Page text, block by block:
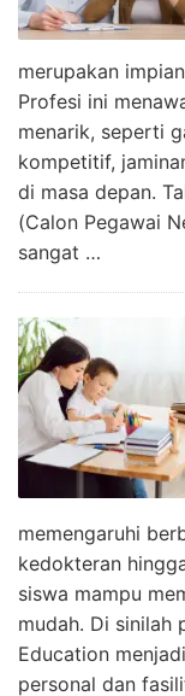
merupakan
Profesi ini
menarik, seperti
kompetitif,
di masa depan.
(Calon Pegawai
sangat …
memengaruhi
kedokteran
siswa mampu
mudah. Di sinilah
Education
personal dan